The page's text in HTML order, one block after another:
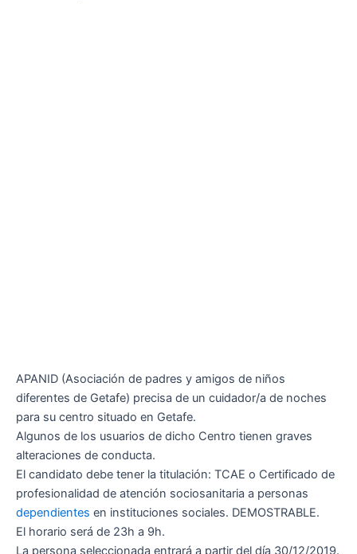
APANID (Asociación de padres y amigos de niños
diferentes de Getafe) precisa de un cuidador/a de noches
para su centro situado en Getafe.
Algunos de los usuarios de dicho Centro tienen graves
alteraciones de conducta.
El candidato debe tener la titulación: TCAE o Certificado de
profesionalidad de atención sociosanitaria a personas
dependientes en instituciones sociales. DEMOSTRABLE.
El horario será de 23h a 9h.
La persona seleccionada entrará a partir del día 30/12/2019.